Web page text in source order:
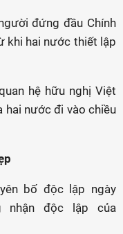
đứng đầu Chính
khi hai nước thiết lập
hệ hữu nghị Việt
hai nước đi vào chiều
bố độc lập ngày
nhận độc lập của